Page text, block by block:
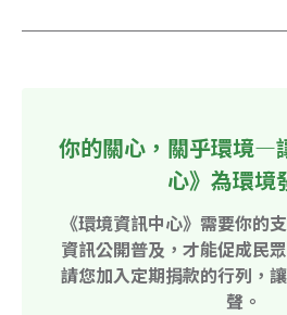
你的關心，關乎環境—
心》為環境
《環境資訊中心》需要你的
資訊公開普及，才能促成民
請您加入定期捐款的行列，
聲。